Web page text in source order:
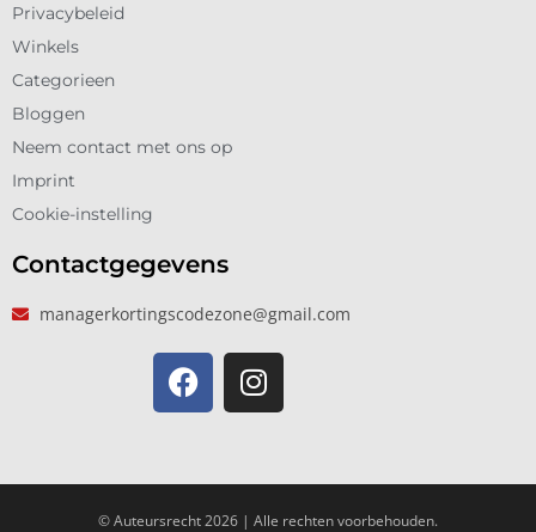
Privacybeleid
Winkels
Categorieen
Bloggen
Neem contact met ons op
Imprint
Cookie-instelling
Contactgegevens
managerkortingscodezone@gmail.com
© Auteursrecht 2026 | Alle rechten voorbehouden.